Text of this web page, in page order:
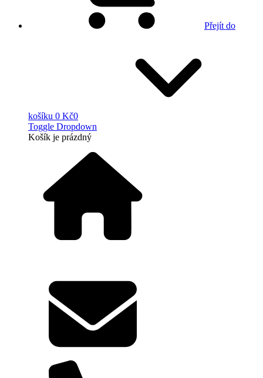
Přejít do
košíku 0 Kč0
Toggle Dropdown
Košík je prázdný